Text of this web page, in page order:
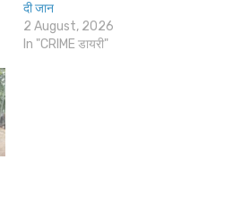
दी जान
2 August, 2026
In "CRIME डायरी"